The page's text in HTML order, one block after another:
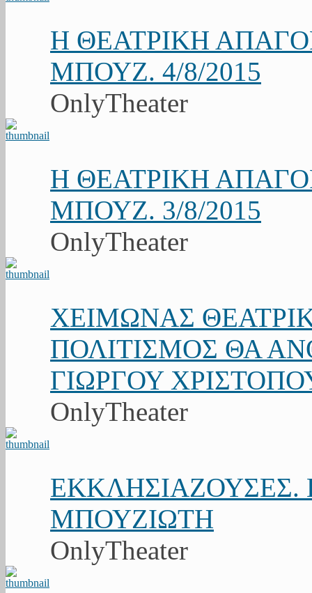
Η ΘΕΑΤΡΙΚΗ
ΜΠΟΥΖ. 4/8/2015
OnlyTheater
Η ΘΕΑΤΡΙΚΗ
ΜΠΟΥΖ. 3/8/2015
OnlyTheater
ΧΕΙΜΩΝΑΣ
ΠΟΛΙΤΙΣΜΟΣ ΘΑ
ΓΙΩΡΓΟΥ
OnlyTheater
ΕΚΚΛΗΣΙΑΖΟΥΣΕΣ.
ΜΠΟΥΖΙΩΤΗ
OnlyTheater